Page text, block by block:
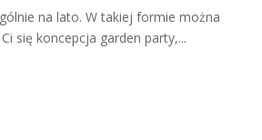
na lato. W takiej formie można
się koncepcja garden party,...